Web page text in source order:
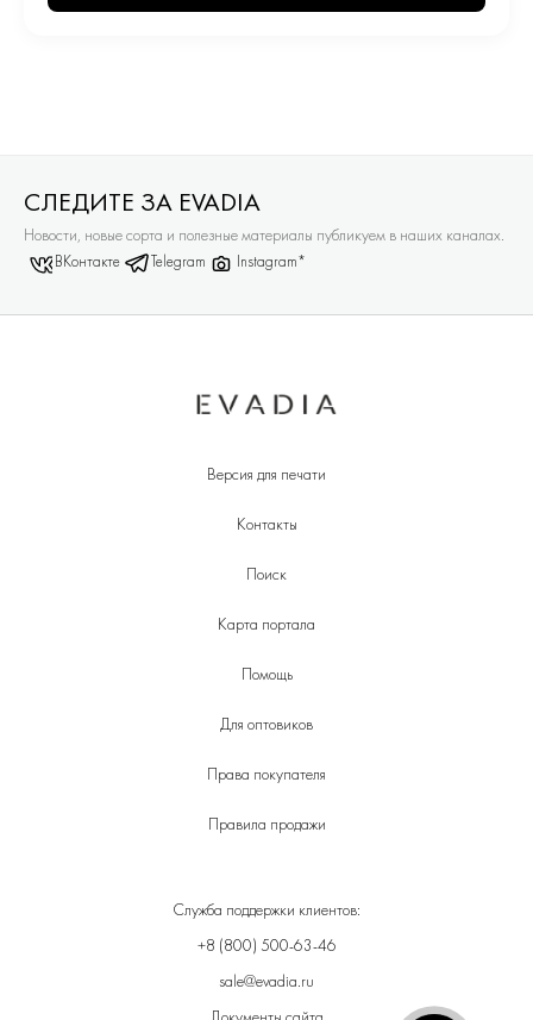
СЛЕДИТЕ ЗА EVADIA
Новости, новые сорта и полезные материалы публикуем в наших каналах.
ВКонтакте Telegram Instagram*
Версия для печати
Контакты
Поиск
Карта портала
Помощь
Для оптовиков
Права покупателя
Правила продажи
Служба поддержки клиентов:
+8 (800) 500-63-46
sale@evadia.ru